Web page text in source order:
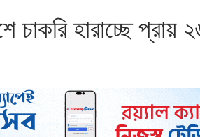
চাকরি হারাচ্ছে প্রায়